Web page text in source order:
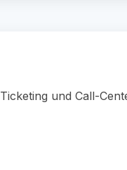
und Call-